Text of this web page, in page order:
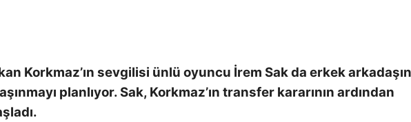
Korkmaz’ın sevgilisi ünlü oyuncu İrem Sak da erkek
planlıyor. Sak, Korkmaz’ın transfer kararının ardından